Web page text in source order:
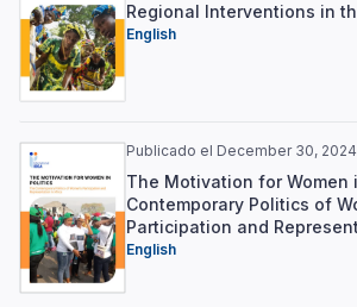
Regional Interventions in
English
Publicado el December 30, 2024
The Motivation for Women
Contemporary Politics of
Participation and
English